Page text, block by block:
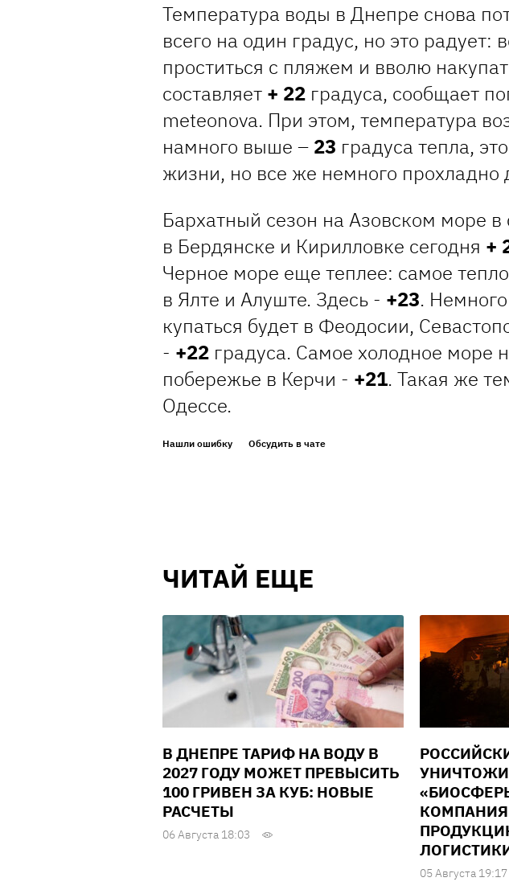
Температура воды в Днепре снова
всего на один градус, но это
проститься с пляжем и вволю
составляет + 22 градуса, сообщает
meteonova. При этом, температура
намного выше – 23 градуса тепла,
жизни, но все же немного прохладно
Бархатный сезон на Азовском море
в Бердянске и Кирилловке сегодня +
Черное море еще теплее: самое
в Ялте и Алуште. Здесь - +23.
купаться будет в Феодосии,
- +22 градуса. Самое холодное море
побережье в Керчи - +21. Такая же
Одессе.
Нашли ошибку Обсудить в чате
ЧИТАЙ ЕЩЕ
В ДНЕПРЕ ТАРИФ НА ВОДУ В
2027 ГОДУ МОЖЕТ ПРЕВЫСИТЬ
100 ГРИВЕН ЗА КУБ: НОВЫЕ
РАСЧЕТЫ
06 Августа 18:03
05 Августа 19:17